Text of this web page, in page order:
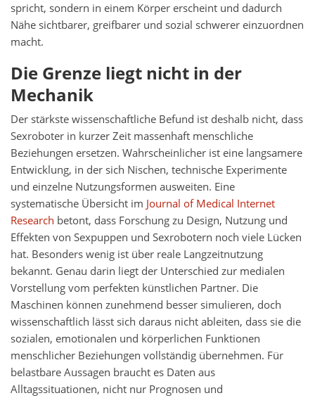
spricht, sondern in einem Körper erscheint und dadurch
Nähe sichtbarer, greifbarer und sozial schwerer einzuordnen
macht.
Die Grenze liegt nicht in der
Mechanik
Der stärkste wissenschaftliche Befund ist deshalb nicht, dass
Sexroboter in kurzer Zeit massenhaft menschliche
Beziehungen ersetzen. Wahrscheinlicher ist eine langsamere
Entwicklung, in der sich Nischen, technische Experimente
und einzelne Nutzungsformen ausweiten. Eine
systematische Übersicht im Journal of Medical Internet
Research betont, dass Forschung zu Design, Nutzung und
Effekten von Sexpuppen und Sexrobotern noch viele Lücken
hat. Besonders wenig ist über reale Langzeitnutzung
bekannt. Genau darin liegt der Unterschied zur medialen
Vorstellung vom perfekten künstlichen Partner. Die
Maschinen können zunehmend besser simulieren, doch
wissenschaftlich lässt sich daraus nicht ableiten, dass sie die
sozialen, emotionalen und körperlichen Funktionen
menschlicher Beziehungen vollständig übernehmen. Für
belastbare Aussagen braucht es Daten aus
Alltagssituationen, nicht nur Prognosen und